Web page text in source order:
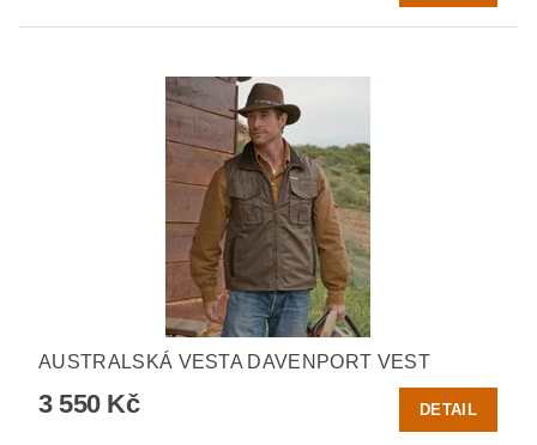
AUSTRALSKÁ VESTA DAVENPORT VEST
3 550 Kč DETAIL